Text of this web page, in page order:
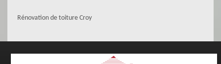
Rénovation de toiture Croy